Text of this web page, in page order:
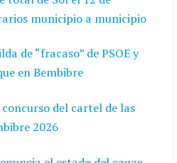
municipio a municipio
de “fracaso” de PSOE y
en Bembibre
del cartel de las
2026